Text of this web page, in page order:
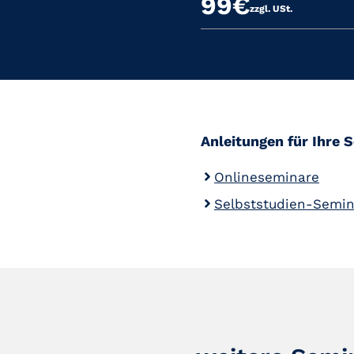
zzgl. USt.
Anleitungen für Ihre
Onlineseminare
Selbststudien-